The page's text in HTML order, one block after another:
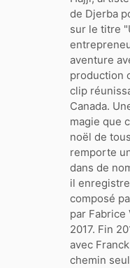
de Djerba
sur le titre
aventure
production
clip
Canada.
magie que
noël de
remporte
dans de
il
composé
par
2017. Fin
avec
chemin